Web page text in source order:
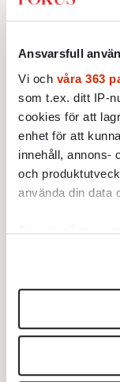
Ansvarsfull
Vi och våra 363
som t.ex. ditt IP-
cookies för att
enhet för att
innehåll, annons-
och
använda din data
Ta reda på mer
Du kan ändra
helst från cookie-
Vi använder
för sociala
Kinesisk metoo,
Guldbaggeskräll
skandal
INRIKES
UTRIKES
Fokus vecka lider
Få koll på
»Sju dagar«.
tyst om
Sverige ska ha EU:s
arbetslöshet 2020,
Löfven. Förre LO-